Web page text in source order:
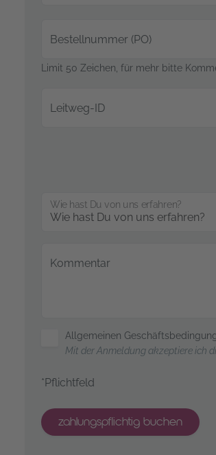
Bestellnummer (PO)
Limit 50 Zeichen, für mehr bitte
Leitweg-ID
Wie hast Du von uns erfahren?
Kommentar
Allgemeinen
Mit der Anmeldung akzeptiere ich
*Pflichtfeld
zahlungspflichtig buchen